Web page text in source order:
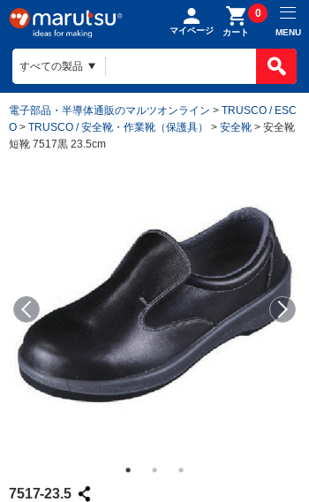
マイページ カート
0
MENU
電子部品・半導体通販のマルツオンライン > TRUSCO / ESC
O > TRUSCO / 安全靴・作業靴（保護具） > 安全靴 > 安全靴
短靴 7517黒 23.5cm
7517-23.5